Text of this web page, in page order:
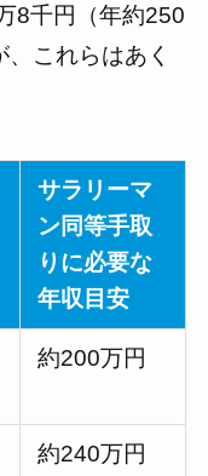
8千円（年約250
これらはあく
サラリーマ
ン同等手取
りに必要な
年収目安
約200万円
約240万円